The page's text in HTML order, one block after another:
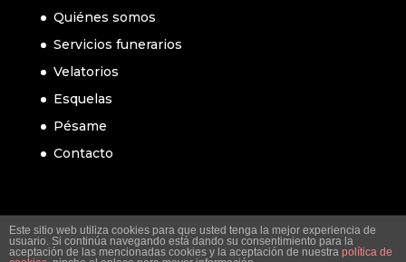
Quiénes somos
Servicios funerarios
Velatorios
Esquelas
Pésame
Contacto
Este sitio web utiliza cookies para que usted tenga la mejor experiencia de
usuario. Si continúa navegando está dando su consentimiento para la
aceptación de las mencionadas cookies y la aceptación de nuestra política de